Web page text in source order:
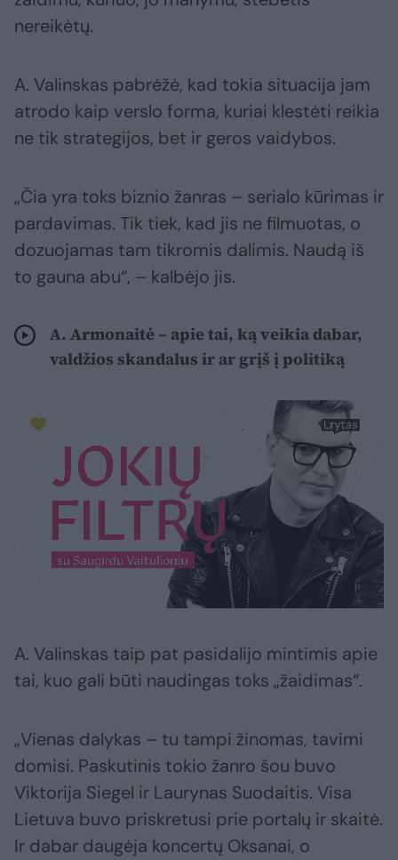
nereikėtų.
A. Valinskas pabrėžė, kad tokia situacija jam
atrodo kaip verslo forma, kuriai klestėti reikia
ne tik strategijos, bet ir geros vaidybos.
„Čia yra toks biznio žanras – serialo kūrimas ir
pardavimas. Tik tiek, kad jis ne filmuotas, o
dozuojamas tam tikromis dalimis. Naudą iš
to gauna abu“, – kalbėjo jis.
A. Armonaitė – apie tai, ką veikia dabar,
valdžios skandalus ir ar grįš į politiką
A. Valinskas taip pat pasidalijo mintimis apie
tai, kuo gali būti naudingas toks „žaidimas“.
„Vienas dalykas – tu tampi žinomas, tavimi
domisi. Paskutinis tokio žanro šou buvo
Viktorija Siegel ir Laurynas Suodaitis. Visa
Lietuva buvo priskretusi prie portalų ir skaitė.
Ir dabar daugėja koncertų Oksanai, o